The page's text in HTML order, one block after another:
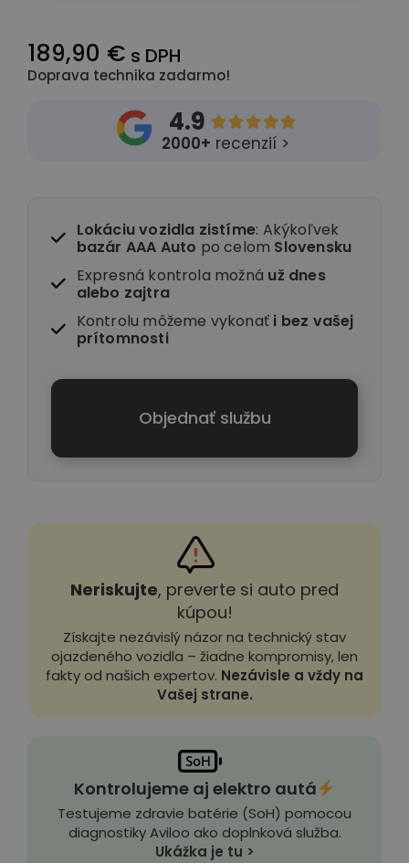
189,90 € s DPH
Doprava technika zadarmo!
4.9 
2000+ recenzií >
Lokáciu vozidla zistíme: Akýkoľvek
bazár AAA Auto po celom Slovensku
Expresná kontrola možná už dnes
alebo zajtra
Kontrolu môžeme vykonať i bez vašej
prítomnosti
Objednať službu
Neriskujte, preverte si auto pred
kúpou!
Získajte nezávislý názor na technický stav
ojazdeného vozidla – žiadne kompromisy, len
fakty od našich expertov. Nezávisle a vždy na
Vašej strane.
Kontrolujeme aj elektro autá
Testujeme zdravie batérie (SoH) pomocou
diagnostiky Aviloo ako doplnková služba.
Ukážka je tu >